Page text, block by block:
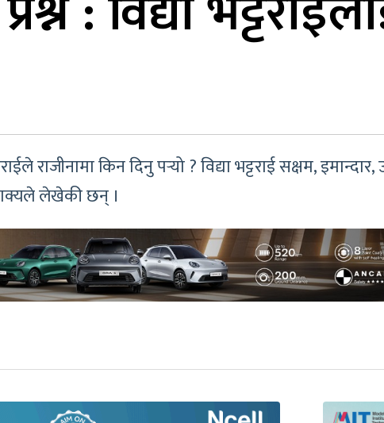
राजीनामा किन दिनु पर्‍यो ? विद्या भट्टराई सक्षम,
लेखेकी छन् ।